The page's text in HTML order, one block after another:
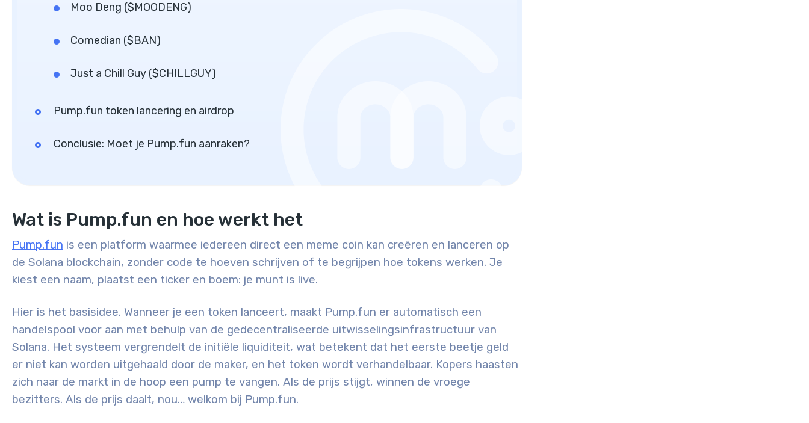
Moo Deng ($MOODENG)
Comedian ($BAN)
Just a Chill Guy ($CHILLGUY)
Pump.fun token lancering en airdrop
Conclusie: Moet je Pump.fun aanraken?
Wat is Pump.fun en hoe werkt het
Pump.fun is een platform waarmee iedereen direct een meme coin kan creëren en lanceren op
de Solana blockchain, zonder code te hoeven schrijven of te begrijpen hoe tokens werken. Je
kiest een naam, plaatst een ticker en boem: je munt is live.
Hier is het basisidee. Wanneer je een token lanceert, maakt Pump.fun er automatisch een
handelspool voor aan met behulp van de gedecentraliseerde uitwisselingsinfrastructuur van
Solana. Het systeem vergrendelt de initiële liquiditeit, wat betekent dat het eerste beetje geld
er niet kan worden uitgehaald door de maker, en het token wordt verhandelbaar. Kopers haasten
zich naar de markt in de hoop een pump te vangen. Als de prijs stijgt, winnen de vroege
bezitters. Als de prijs daalt, nou… welkom bij Pump.fun.